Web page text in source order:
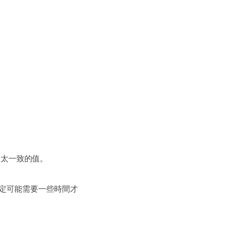
一致的值。
可能需要一些時間才